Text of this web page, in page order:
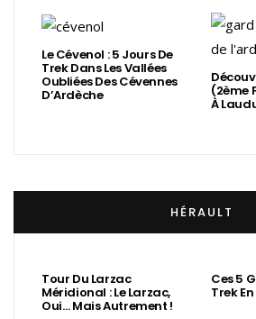
Le Cévenol : 5 Jours De
Trek Dans Les Vallées
Oubliées Des Cévennes
D’Ardèche (2ème
À
HÉRAULT
Tour Du Larzac
Méridional : Le Larzac,
Oui… Mais Autrement !
Ces 5
Trek